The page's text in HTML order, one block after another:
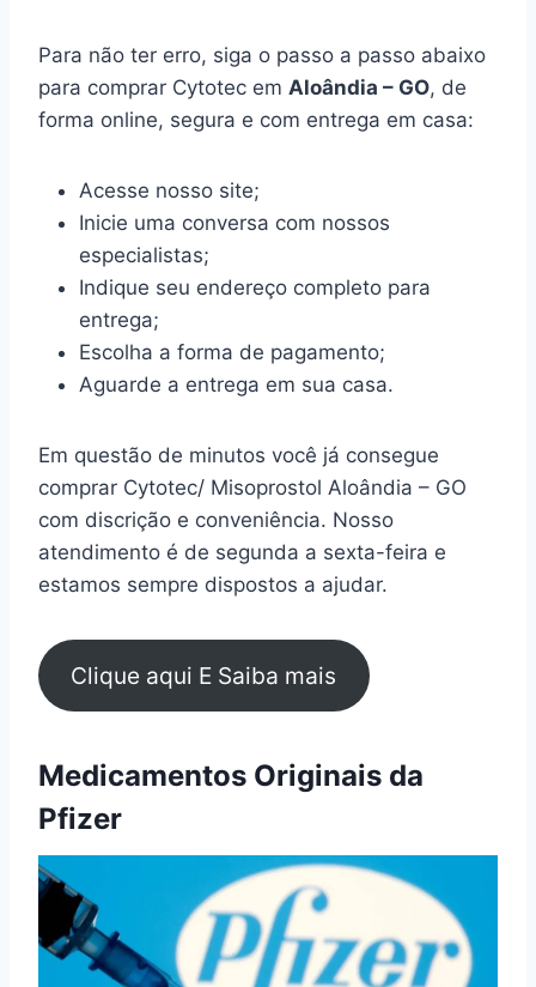
Para não ter erro, siga o passo a passo abaixo
para comprar Cytotec em Aloândia – GO, de
forma online, segura e com entrega em casa:
Acesse nosso site;
Inicie uma conversa com nossos
especialistas;
Indique seu endereço completo para
entrega;
Escolha a forma de pagamento;
Aguarde a entrega em sua casa.
Em questão de minutos você já consegue
comprar Cytotec/ Misoprostol Aloândia – GO
com discrição e conveniência. Nosso
atendimento é de segunda a sexta-feira e
estamos sempre dispostos a ajudar.
Clique aqui E Saiba mais
Medicamentos Originais da
Pfizer